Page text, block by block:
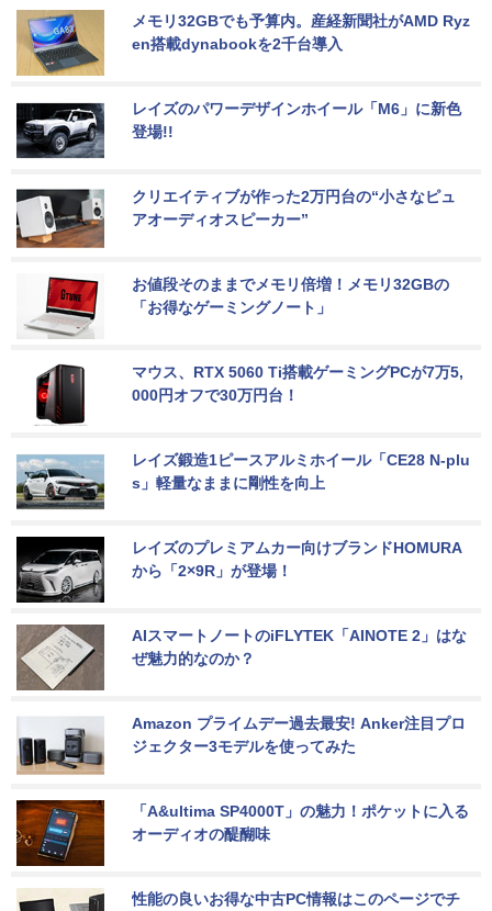
メモリ32GBでも予算内。産経新聞社がAMD Ryz
en搭載dynabookを2千台導入
レイズのパワーデザインホイール「M6」に新色
登場!!
クリエイティブが作った2万円台の“小さなピュ
アオーディオスピーカー”
お値段そのままでメモリ倍増！メモリ32GBの
「お得なゲーミングノート」
マウス、RTX 5060 Ti搭載ゲーミングPCが7万5,
000円オフで30万円台！
レイズ鍛造1ピースアルミホイール「CE28 N-plu
s」軽量なままに剛性を向上
レイズのプレミアムカー向けブランドHOMURA
から「2×9R」が登場！
AIスマートノートのiFLYTEK「AINOTE 2」はな
ぜ魅力的なのか？
Amazon プライムデー過去最安! Anker注目プロ
ジェクター3モデルを使ってみた
「A&ultima SP4000T」の魅力！ポケットに入る
オーディオの醍醐味
性能の良いお得な中古PC情報はこのページでチ